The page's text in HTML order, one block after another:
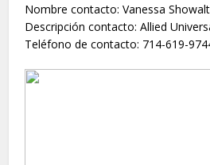
Nombre contacto: Vanessa
Descripción contacto: Allied
Teléfono de contacto: 714-619-